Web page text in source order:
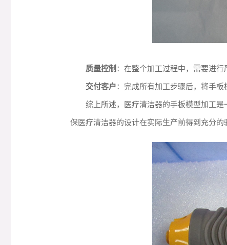
质量控制 ：在整个加工过程中，需要进行
交付客户：完成所有加工步骤后，将手板
综上所述，医疗清洁器的手板模型加工
保医疗清洁器的设计在实际生产前得到充分的